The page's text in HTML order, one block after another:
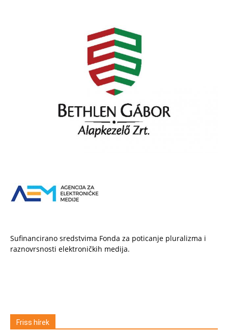
Sufinancirano sredstvima Fonda za poticanje pluralizma i
raznovrsnosti elektroničkih medija.
Friss hírek